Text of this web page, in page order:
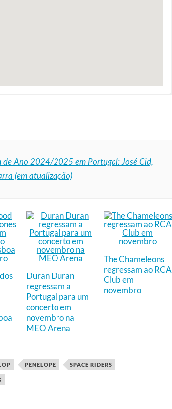
de Ano 2024/2025 em Portugal: José Cid,
(em atualização)
Duran Duran
regressam a
Portugal para um
concerto em
novembro na
MEO Arena
The Chameleons
regressam ao RCA
Club em
novembro
PENELOPE SPACE RIDERS